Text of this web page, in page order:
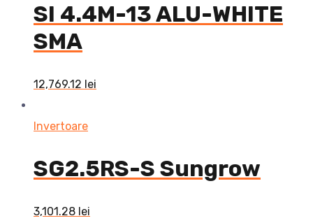
SI 4.4M-13 ALU-WHITE
SMA
12,769.12 lei
Invertoare
SG2.5RS-S Sungrow
3,101.28 lei